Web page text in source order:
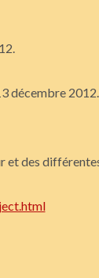
décembre 2012.
des